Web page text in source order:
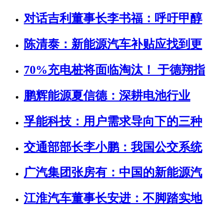
对话吉利董事长李书福：呼吁甲醇
陈清泰：新能源汽车补贴应找到更
70%充电桩将面临淘汰！ 于德翔指
鹏辉能源夏信德：深耕电池行业
孚能科技：用户需求导向下的三种
交通部部长李小鹏：我国公交系统
广汽集团张房有：中国的新能源汽
江淮汽车董事长安进：不脚踏实地